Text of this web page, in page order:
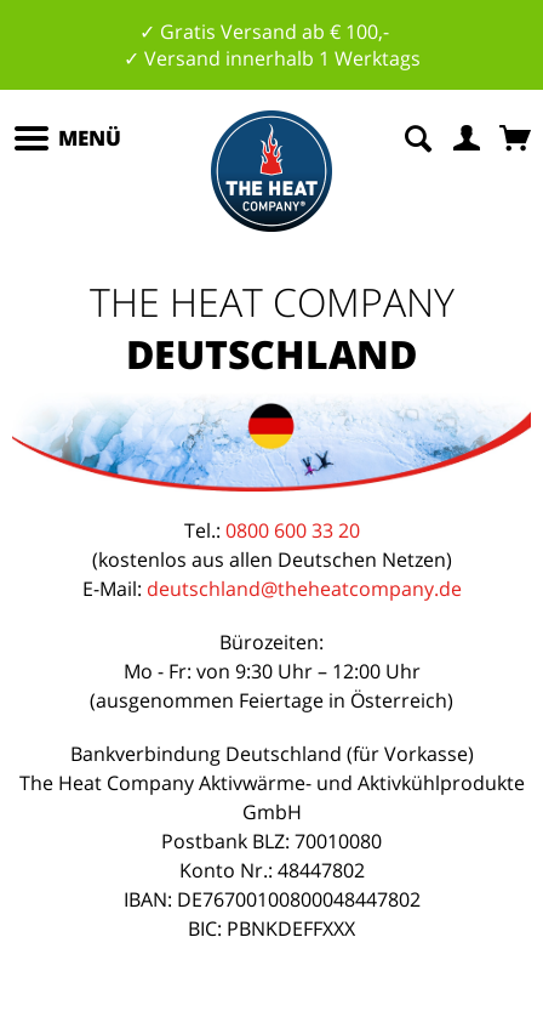
✓ Gratis Versand ab € 100,-
✓ Versand innerhalb 1 Werktags
MENÜ
THE HEAT COMPANY
DEUTSCHLAND
Tel.: 0800 600 33 20
(kostenlos aus allen Deutschen Netzen)
E-Mail: deutschland@theheatcompany.de
Bürozeiten:
Mo - Fr: von 9:30 Uhr – 12:00 Uhr
(ausgenommen Feiertage in Österreich)
Bankverbindung Deutschland (für Vorkasse)
The Heat Company Aktivwärme- und Aktivkühlprodukte
GmbH
Postbank BLZ: 70010080
Konto Nr.: 48447802
IBAN: DE76700100800048447802
BIC: PBNKDEFFXXX